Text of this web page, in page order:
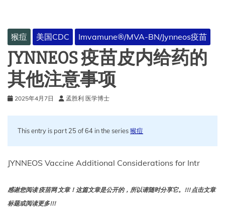
议
猴痘 美国CDC Imvamune®/MVA-BN/Jynneos疫苗
JYNNEOS 疫苗皮内给药的
其他注意事项
2025年4月7日 孟胜利 医学博士
This entry is part 25 of 64 in the series猴痘
JYNNEOS Vaccine Additional Considerations for Intr
感谢您阅读 疫苗网 文章！这篇文章是公开的，所以请随时分享它。!!! 点击文章
标题或阅读更多!!!